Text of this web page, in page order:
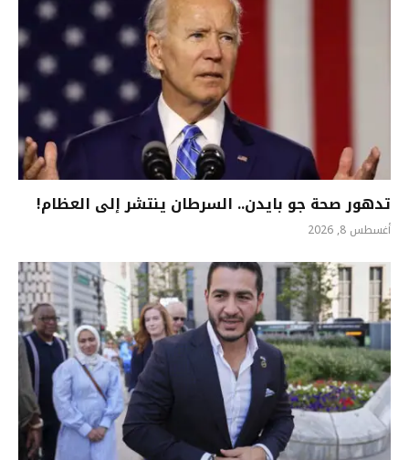
تدهور صحة جو بايدن.. السرطان ينتشر إلى العظام!
أغسطس 8, 2026